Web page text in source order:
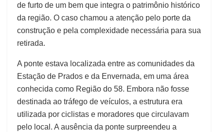
de furto de um bem que integra o patrimônio histórico
da região. O caso chamou a atenção pelo porte da
construção e pela complexidade necessária para sua
retirada.
A ponte estava localizada entre as comunidades da
Estação de Prados e da Envernada, em uma área
conhecida como Região do 58. Embora não fosse
destinada ao tráfego de veículos, a estrutura era
utilizada por ciclistas e moradores que circulavam
pelo local. A ausência da ponte surpreendeu a